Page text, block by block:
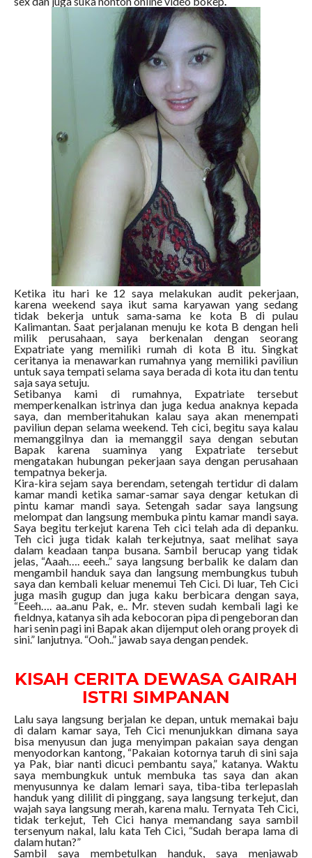
Ketika itu hari ke 12 saya melakukan audit pekerjaan,
karena weekend saya ikut sama karyawan yang sedang
tidak bekerja untuk sama-sama ke kota B di pulau
Kalimantan. Saat perjalanan menuju ke kota B dengan heli
milik perusahaan, saya berkenalan dengan seorang
Expatriate yang memiliki rumah di kota B itu. Singkat
ceritanya ia menawarkan rumahnya yang memiliki paviliun
untuk saya tempati selama saya berada di kota itu dan tentu
saja saya setuju.
Setibanya kami di rumahnya, Expatriate tersebut
memperkenalkan istrinya dan juga kedua anaknya kepada
saya, dan memberitahukan kalau saya akan menempati
paviliun depan selama weekend. Teh cici, begitu saya kalau
memanggilnya dan ia memanggil saya dengan sebutan
Bapak karena suaminya yang Expatriate tersebut
mengatakan hubungan pekerjaan saya dengan perusahaan
tempatnya bekerja.
Kira-kira sejam saya berendam, setengah tertidur di dalam
kamar mandi ketika samar-samar saya dengar ketukan di
pintu kamar mandi saya. Setengah sadar saya langsung
melompat dan langsung membuka pintu kamar mandi saya.
Saya begitu terkejut karena Teh cici telah ada di depanku.
Teh cici juga tidak kalah terkejutnya, saat melihat saya
dalam keadaan tanpa busana. Sambil berucap yang tidak
jelas, “Aaah…. eeeh..” saya langsung berbalik ke dalam dan
mengambil handuk saya dan langsung membungkus tubuh
saya dan kembali keluar menemui Teh Cici. Di luar, Teh Cici
juga masih gugup dan juga kaku berbicara dengan saya,
“Eeeh…. aa..anu Pak, e.. Mr. steven sudah kembali lagi ke
fieldnya, katanya sih ada kebocoran pipa di pengeboran dan
hari senin pagi ini Bapak akan dijemput oleh orang proyek di
sini.” lanjutnya. “Ooh..” jawab saya dengan pendek.
KISAH CERITA DEWASA GAIRAH
ISTRI SIMPANAN
Lalu saya langsung berjalan ke depan, untuk memakai baju
di dalam kamar saya, Teh Cici menunjukkan dimana saya
bisa menyusun dan juga menyimpan pakaian saya dengan
menyodorkan kantong, “Pakaian kotornya taruh di sini saja
ya Pak, biar nanti dicuci pembantu saya,” katanya. Waktu
saya membungkuk untuk membuka tas saya dan akan
menyusunnya ke dalam lemari saya, tiba-tiba terlepaslah
handuk yang dililit di pinggang, saya langsung terkejut, dan
wajah saya langsung merah, karena malu. Ternyata Teh Cici,
tidak terkejut, Teh Cici hanya memandang saya sambil
tersenyum nakal, lalu kata Teh Cici, “Sudah berapa lama di
dalam hutan?”
Sambil saya membetulkan handuk, saya menjawab